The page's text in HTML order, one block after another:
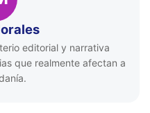
editorial y narrativa
que realmente afectan a